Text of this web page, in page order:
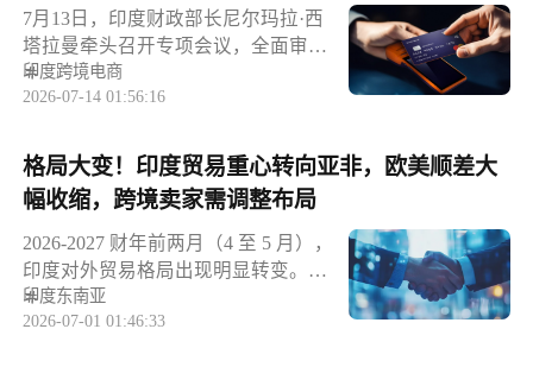
张以及全球贸易政策多重不确定性，
让印度通胀前景依旧 “模糊”，外部风
险仍不可忽视。中性立场代表央行保
留后续调整空间，既支持经济复苏，
通胀预期回落，意味着印度国内消费
大盘具备韧性，对于深耕印度市场的
中国卖家属于基本面利好。居民消费
购买力保持稳定，家居、3C 配件、日
用消费品等品类市场需求存在增长空
间。但通胀前景模糊，叠加外部多重
7月13日，印度财政部长尼尔玛拉·西
塔拉曼牵头召开专项会议，全面审查
国有银行、IDBI银行及各类国有金融
机构的外币资源动员进度。本次会议
月，印度央行已出台多项激励举措，
鼓励金融机构吸纳长期外币资源，配
套的优惠外汇互换便利政策将持续生
效至2026年9月30日，政策窗口期充
足，为跨境贸易资金流通筑牢基础。
高息免税吸引外资，市场资金流动性
升级政策核心红利聚焦外币存款优
印度跨境电商
2026-07-14 01:56:16
格局大变！印度贸易重心转向亚非，欧美顺差大
幅收缩，跨境卖家需调整布局
2026-2027 财年前两月（4 至 5 月），
印度对外贸易格局出现明显转变。整
体趋势清晰：对亚非地区多国贸易由
往年逆差转为顺差，而对美国、荷兰
印度东南亚
2026-07-01 01:46:33